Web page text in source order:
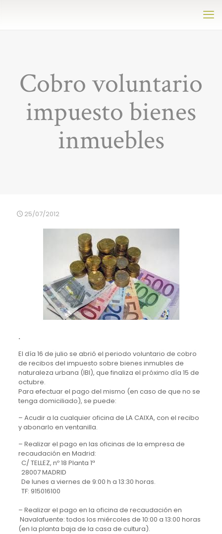
Cobro voluntario
impuesto bienes
inmuebles
25/07/2012
.
El día 16 de julio se abrió el periodo voluntario de cobro
de recibos del impuesto sobre bienes inmubles de
naturaleza urbana (IBI), que finaliza el próximo día 15 de
octubre.
Para efectuar el pago del mismo (en caso de que no se
tenga domiciliado), se puede:
– Acudir a la cualquier oficina de LA CAIXA, con el recibo
y abonarlo en ventanilla.
– Realizar el pago en las oficinas de la empresa de
recaudación en Madrid:
C/ TELLEZ, nº 18 Planta 1ª
28007 MADRID
De lunes a viernes de 9:00 h a 13:30 horas.
TF: 915016100
– Realizar el pago en la oficina de recaudación en
Navalafuente: todos los miércoles de 10:00 a 13:00 horas
(en la planta baja de la casa de cultura).